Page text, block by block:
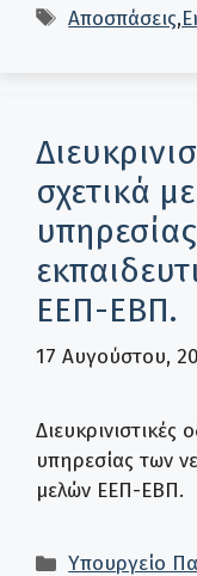
Ετικέτες
Αποσπάσεις,
σχετικά
ΕΕΠ-ΕΒΠ.
17 Αυγούστου,
υπηρεσίας των
μελών ΕΕΠ-ΕΒΠ.
Κατηγορίες
Υπουργείο